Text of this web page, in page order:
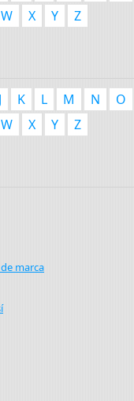
W X Y Z
J K L M N
O
W X Y Z
marca